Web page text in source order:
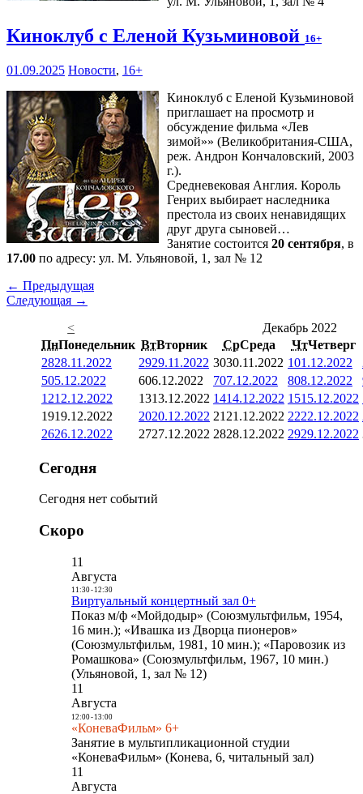
Киноклуб с Еленой Кузьминовой 16+
01.09.2025 Новости, 16+
Киноклуб с Еленой Кузьминовой
приглашает на просмотр и
обсуждение фильма «Лев
зимой»» (Великобритания-США,
реж. Андрон Кончаловский, 2003
г.).
Средневековая Англия. Король
Генрих выбирает наследника
престола из своих ненавидящих
друг друга сыновей…
Занятие состоится 20 сентября, в
17.00 по адресу: ул. М. Ульяновой, 1, зал № 12
← Предыдущая
Следующая →
<
Декабрь 2022
ПнПонедельник ВтВторник СрСреда ЧтЧетверг
2828.11.2022 2929.11.2022 3030.11.2022 101.12.2022
505.12.2022 606.12.2022 707.12.2022 808.12.2022
1212.12.2022 1313.12.2022 1414.12.2022 1515.12.2022
1919.12.2022 2020.12.2022 21 21.12.2022 2222.12.2022
2626.12.2022 2727.12.2022 2828.12.2022 2929.12.2022
Сегодня
Сегодня нет событий
Скоро
11
Августа
11:30- 12:30
Виртуальный концертный зал 0+
Показ м/ф «Мойдодыр» (Союзмультфильм, 1954,
16 мин.); «Ивашка из Дворца пионеров»
(Союзмультфильм, 1981, 10 мин.); «Паровозик из
Ромашкова» (Союзмультфильм, 1967, 10 мин.)
(Ульяновой, 1, зал № 12)
11
Августа
12:00- 13:00
«КоневаФильм» 6+
Занятие в мультипликационной студии
«КоневаФильм» (Конева, 6, читальный зал)
11
Августа